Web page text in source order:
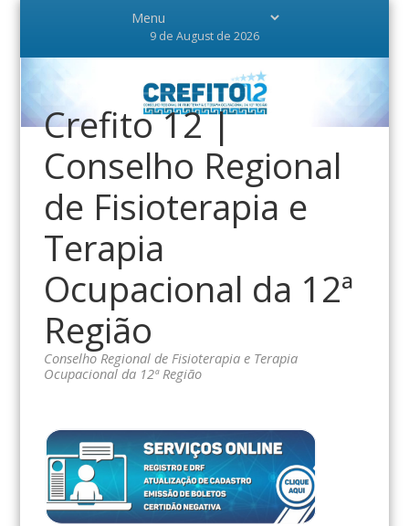
9 de August de 2026
Crefito 12 |
Conselho Regional
de Fisioterapia e
Terapia
Ocupacional da 12ª
Região
Conselho Regional de Fisioterapia e Terapia
Ocupacional da 12ª Região